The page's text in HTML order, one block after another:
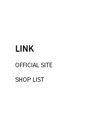
LINK
OFFICIAL SITE
SHOP LIST